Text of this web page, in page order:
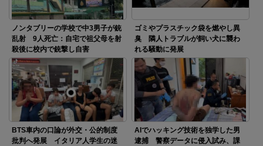
ノンタブリーの学校で中3男子が銃
乱射 9人死亡：自宅で祖父母を射
殺後に校内で銃撃し自害
ゴミやプラスチック袋を燃やし異
臭 隣人トラブルが飼い犬に襲わ
れる騒動に発展
BTS車内の口論が外交・公的制度
批判へ発展 イタリア人学生の迷
AIでハッキング技術を独学した男
逮捕 警察データに侵入試み、課